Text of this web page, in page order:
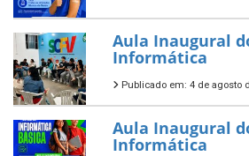
Aula Inaugural
Informática
Publicado em: 4 de agosto
Aula Inaugural
Informática